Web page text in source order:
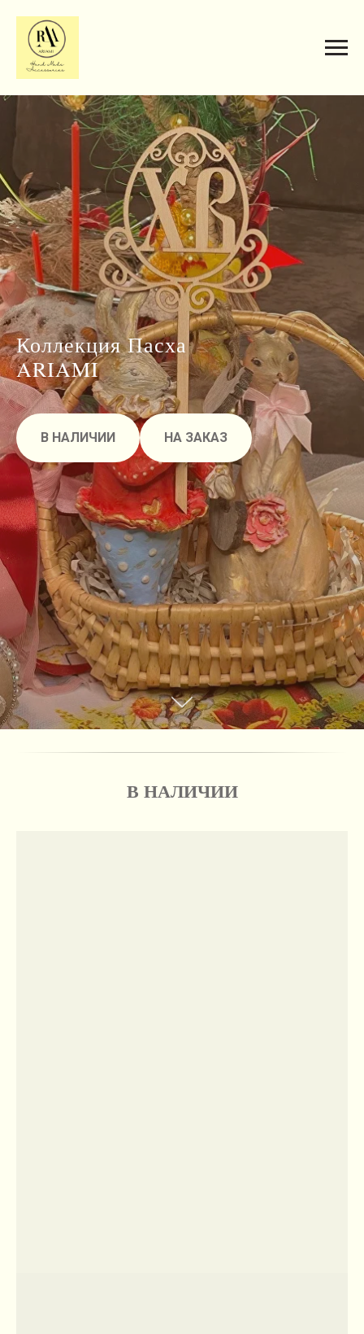
Коллекция Пасха
ARIAMI
В НАЛИЧИИ НА ЗАКАЗ
В НАЛИЧИИ